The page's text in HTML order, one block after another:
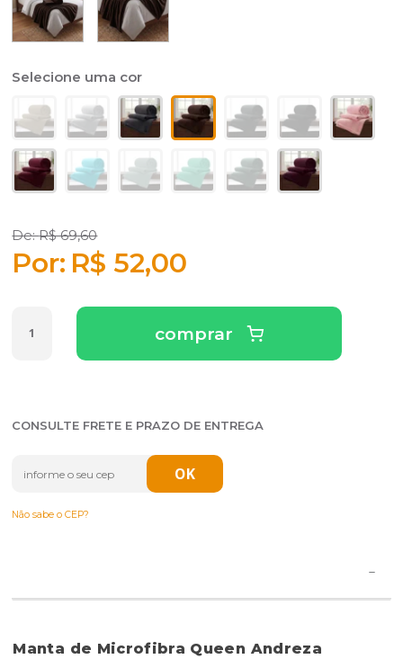
R$ 69,60
R$ 52,00
comprar
CONSULTE FRETE E PRAZO DE ENTREGA
Não sabe o CEP?
Manta de Microfibra Queen Andreza